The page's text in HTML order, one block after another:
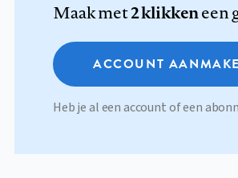
Maak met2 klikkeneen
ACCOUNT
Heb je al een account of een